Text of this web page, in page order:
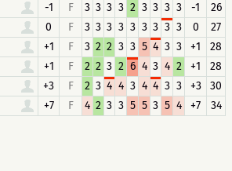
-1 F 3 3 3 3 2 3 3 3 3 -1
26
0 F 3 3 3 3 3 3 3 3 3 0
27
+1 F 3 2 2 3 3 5 4 3 3 +1
28
+1 F 2 2 3 2 6 4 3 4 2 +1
28
+3 F 2 3 4 4 3 4 4 3 3 +3
30
+7 F 4 2 3 3 5 5 3 5 4 +7 34